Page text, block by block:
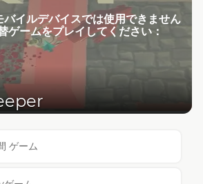
バイルデバイスでは使用できません
ゲームをプレイしてください：
ゲーム